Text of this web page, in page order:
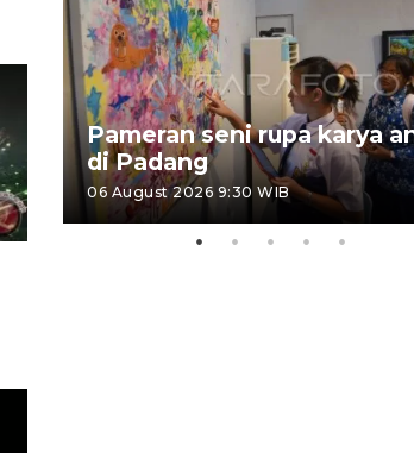
Pameran seni rupa karya
di Padang
06 August 2026 9:30 WIB